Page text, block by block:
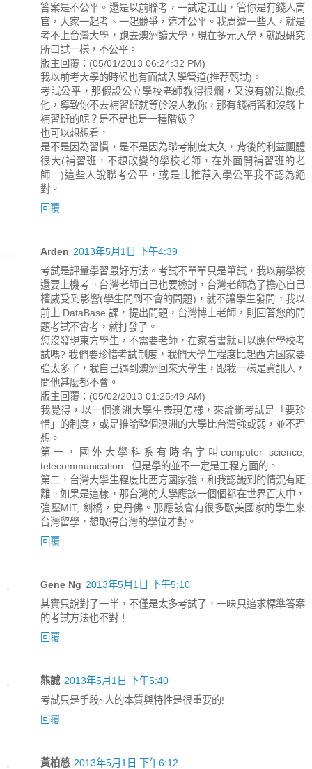
答案是不公平。還是以前聯考，一試定江山，管你是有錢人高
官，大家一起考、一起競爭，這才公平。我周遭一些人，就是
考不上台灣大學，跑去澳洲讀大學，現在多元入學，就跟研究
所口試一樣，不公平。
版主回覆：(05/01/2013 06:24:32 PM)
我以前考大學的時候也有面試入學管道(推荐甄試)。
考試公平，那假設公立學校老師教得很爛，又沒有辦法撤換
他，導致你不去補習班就等於沒人教你，那有錢補習和沒錢上
補習班的呢？是不是也是一種階級？
也可以想想看，
是不是因為習慣，是不是因為聯考制度太久，背後的利益團體
很大(補習班，不想改變的學校老師，在外面開補習班的老
師…)這些人說聯考公平，或是比推荐入學公平我不認為絕
對。
回覆
Arden 2013年5月1日 下午4:39
考試是評量學習最好方法。考試不單單只是筆試，我以前學校
還要上機考。台灣老師自己也要檢討，台灣老師為了擔心自己
權威受到影響(學生問到不會的問題)，就不讓學生發問，我以
前上 DataBase 課，提出問題，台灣博士老師，則回答您的問
題考試不會考，就打發了。
您沒發現東方學生，不需要老師，在家看書就可以應付學校考
試嗎? 我們要珍惜考試制度，我們大學生程度比起西方國家要
強太多了，我自己遇到澳洲回來大學生，跟我一樣是資訊人，
問他甚麼都不會。
版主回覆：(05/02/2013 01:25:49 AM)
我覺得，以一個澳洲大學生表現怎樣，來論斷考試是「要珍
惜」的制度，或是推論整個澳洲的大學比台灣強或弱，並不理
想。
第一，國外大學科系有時名字叫computer science,
telecommunication...但是學的並不一定是工程方面的。
第二，台灣大學生程度比西方國家強，和我認識到的情況有距
離。如果是這樣，那台灣的大學應該一個個都在世界百大中，
強壓MIT, 劍橋，史丹佛。那應該會有很多歐美國家的學生來
台灣留學，想取得台灣的學位才對。
回覆
Gene Ng 2013年5月1日 下午5:10
其實只說對了一半，不僅是太多考試了，一味只追求標準答案
的考試方法也不對！
回覆
熊誠 2013年5月1日 下午5:40
考試只是手段~人的本質與特性是很重要的!
回覆
黃柏慈 2013年5月1日 下午6:12